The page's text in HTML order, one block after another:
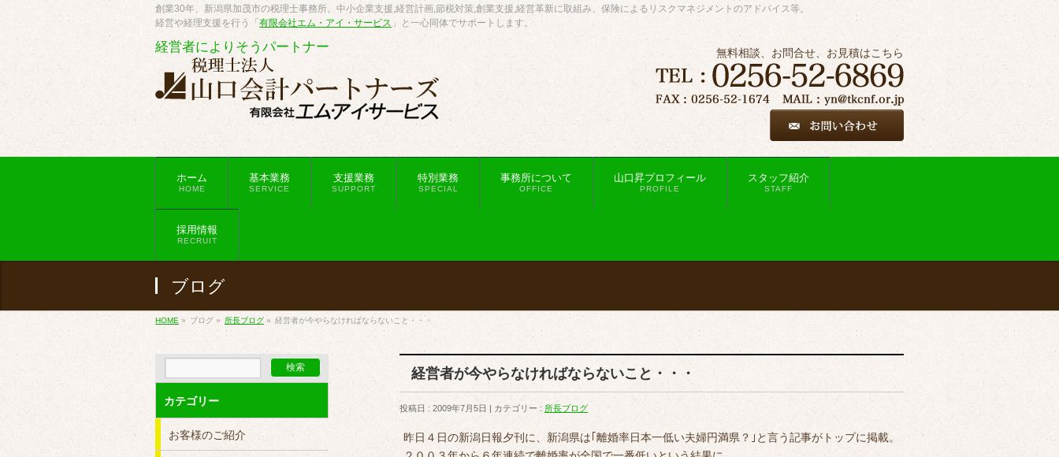
創業30年、新潟県加茂市の税理士事務所。中小企業支援,経営計画,節税対策,創業支援,経営革新に取組み、保険によるリスクマネジメントのアドバイス等。
経営や経理支援を行う「 有限会社エム・アイ・サービス 」と一心同体でサポートします。
経営者によりそうパートナー 無料相談、お問合せ、お見積はこちら
ホーム
HOME
基本業務
SERVICE
支援業務
SUPPORT
特別業務
SPECIAL
事務所について
OFFICE
山口昇プロフィール
PROFILE
スタッフ紹介
STAFF
採用情報
RECRUIT
ブログ
HOME » ブログ » 所長ブログ » 経営者が今やらなければならないこと・・・
経営者が今やらなければならないこと・・・
投稿日 : 2009年7月5日 カテゴリー : 所長ブログ
昨日４日の新潟日報夕刊に、新潟県は｢離婚率日本一低い夫婦円満県？｣と言う記事がトップに掲載。
カテゴリー
お客様のご紹介